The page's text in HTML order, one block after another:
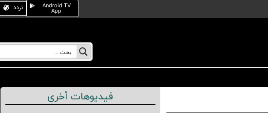
Android TV
App تردد
فيديوهات أخرى